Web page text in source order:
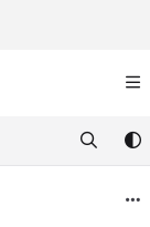
further.